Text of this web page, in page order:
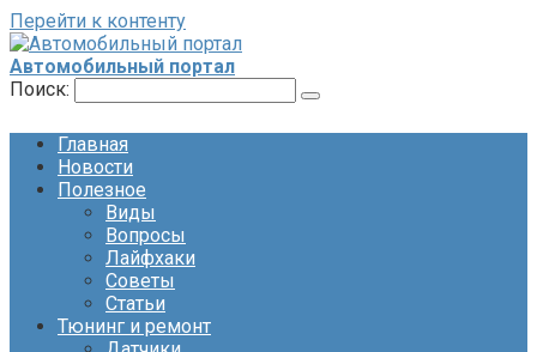
Перейти к контенту
Автомобильный портал
Поиск:
Главная
Новости
Полезное
Виды
Вопросы
Лайфхаки
Советы
Статьи
Тюнинг и ремонт